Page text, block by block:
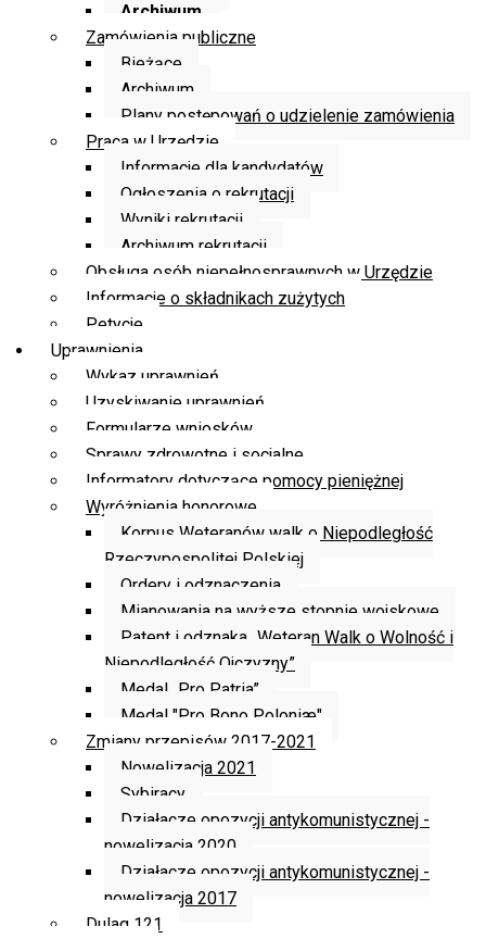
Archiwum
Zamówienia publiczne
Bieżące
Archiwum
Plany postępowań o udzielenie zamówienia
Praca w Urzędzie
Informacje dla kandydatów
Ogłoszenia o rekrutacji
Wyniki rekrutacji
Archiwum rekrutacji
Obsługa osób niepełnosprawnych w Urzędzie
Informacje o składnikach zużytych
Petycje
Uprawnienia
Wykaz uprawnień
Uzyskiwanie uprawnień
Formularze wniosków
Sprawy zdrowotne i socjalne
Informatory dotyczące pomocy pieniężnej
Wyróżnienia honorowe
Korpus Weteranów walk o Niepodległość
Rzeczypospolitej Polskiej
Ordery i odznaczenia
Mianowania na wyższe stopnie wojskowe
Patent i odznaka „Weteran Walk o Wolność i
Niepodległość Ojczyzny”
Medal „Pro Patria”
Medal "Pro Bono Poloniæ"
Zmiany przepisów 2017-2021
Nowelizacja 2021
Sybiracy
Działacze opozycji antykomunistycznej -
nowelizacja 2020
Działacze opozycji antykomunistycznej -
nowelizacja 2017
Dulag 121